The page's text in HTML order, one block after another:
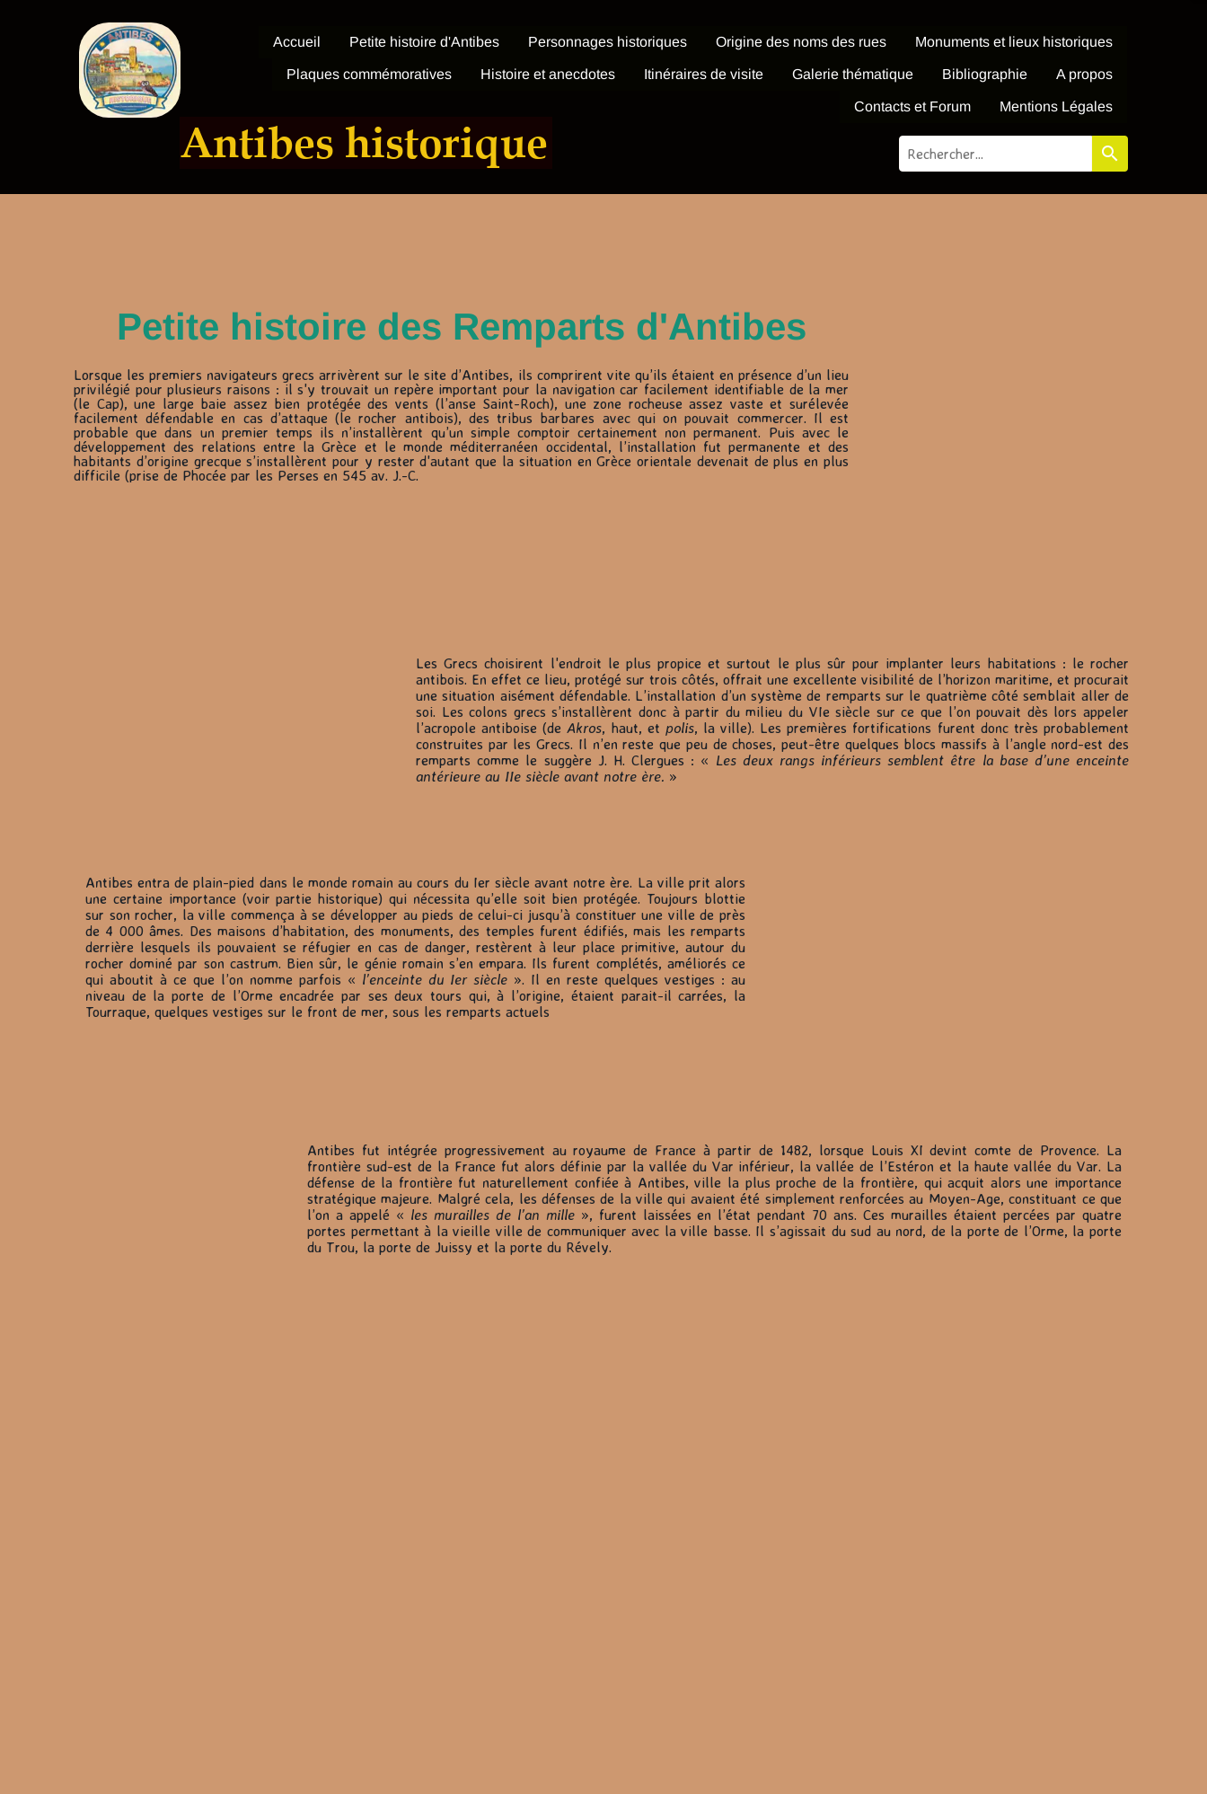
Antibes historique
Accueil Petite histoire d'Antibes Personnages historiques Origine des noms des rues Monuments et lieux historiques
Plaques commémoratives Histoire et anecdotes Itinéraires de visite Galerie thématique Bibliographie A propos
Contacts et Forum Mentions Légales
search
Petite histoire des Remparts d'Antibes
Lorsque les premiers navigateurs grecs arrivèrent sur le site d’Antibes, ils comprirent vite qu’ils étaient en présence d’un lieu
privilégié pour plusieurs raisons : il s'y trouvait un repère important pour la navigation car facilement identifiable de la mer
(le Cap), une large baie assez bien protégée des vents (l’anse Saint-Roch), une zone rocheuse assez vaste et surélevée
facilement défendable en cas d’attaque (le rocher antibois), des tribus barbares avec qui on pouvait commercer. Il est
probable que dans un premier temps ils n’installèrent qu’un simple comptoir certainement non permanent. Puis avec le
développement des relations entre la Grèce et le monde méditerranéen occidental, l’installation fut permanente et des
habitants d’origine grecque s’installèrent pour y rester d'autant que la situation en Grèce orientale devenait de plus en plus
difficile (prise de Phocée par les Perses en 545 av. J.-C.
Les Grecs choisirent l'endroit le plus propice et surtout le plus sûr pour implanter leurs habitations : le rocher
antibois. En effet ce lieu, protégé sur trois côtés, offrait une excellente visibilité de l’horizon maritime, et procurait
une situation aisément défendable. L’installation d’un système de remparts sur le quatrième côté semblait aller de
soi. Les colons grecs s’installèrent donc à partir du milieu du VIe siècle sur ce que l’on pouvait dès lors appeler
l’acropole antiboise (deAkros, haut, et polis, la ville). Les premières fortifications furent donc très probablement
construites par les Grecs. Il n’en reste que peu de choses, peut-être quelques blocs massifs à l’angle nord-est des
remparts comme le suggère J. H. Clergues : « Les deux rangs inférieurs semblent être la base d’une enceinte
antérieure au IIe siècle avant notre ère. »
Antibes entra de plain-pied dans le monde romain au cours du Ier siècle avant notre ère. La ville prit alors
une certaine importance (voir partie historique) qui nécessita qu’elle soit bien protégée. Toujours blottie
sur son rocher, la ville commença à se développer au pieds de celui-ci jusqu’à constituer une ville de près
de 4 000 âmes. Des maisons d’habitation, des monuments, des temples furent édifiés, mais les remparts
derrière lesquels ils pouvaient se réfugier en cas de danger, restèrent à leur place primitive, autour du
rocher dominé par son castrum. Bien sûr, le génie romain s’en empara. Ils furent complétés, améliorés ce
qui aboutit à ce que l’on nomme parfois « l’enceinte du Ier siècle ». Il en reste quelques vestiges : au
niveau de la porte de l’Orme encadrée par ses deux tours qui, à l’origine, étaient parait-il carrées, la
Tourraque, quelques vestiges sur le front de mer, sous les remparts actuels
Antibes fut intégrée progressivement au royaume de France à partir de 1482, lorsque Louis XI devint comte de Provence. La
frontière sud-est de la France fut alors définie par la vallée du Var inférieur, la vallée de l’Estéron et la haute vallée du Var. La
défense de la frontière fut naturellement confiée à Antibes, ville la plus proche de la frontière, qui acquit alors une importance
stratégique majeure. Malgré cela, les défenses de la ville qui avaient été simplement renforcées au Moyen-Age, constituant ce que
l’on a appelé « les murailles de l’an mille », furent laissées en l’état pendant 70 ans. Ces murailles étaient percées par quatre
portes permettant à la vieille ville de communiquer avec la ville basse. Il s’agissait du sud au nord, de la porte de l’Orme, la porte
du Trou, la porte de Juissy et la porte du Révely.